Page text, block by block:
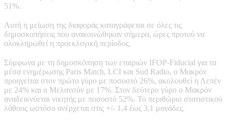
51%.
Αυτή η μείωση της διαφοράς καταγράφεται σε όλες τις
δημοσκοπήσεις που ανακοινώθηκαν σήμερα, ώρες προτού να
ολοκληρωθεί η προεκλογική περίοδος.
Σύμφωνα με τη δημοσκόπηση των εταιριών IFOP-Fiducial για τα
μέσα ενημέρωσης Paris Match, LCI και Sud Radio, ο Μακρόν
προηγείται στον πρώτο γύρο με ποσοστό 26%, ακολουθεί η Λεπέν
με 24% και ο Μελανσόν με 17%. Στον δεύτερο γύρο ο Μακρόν
αναδεικνύεται νικητής με ποσοστό 52%. Το περιθώριο στατιστικού
λάθους ωστόσο ανέρχεται στις +/- 1,4 έως 3,1 μονάδες.